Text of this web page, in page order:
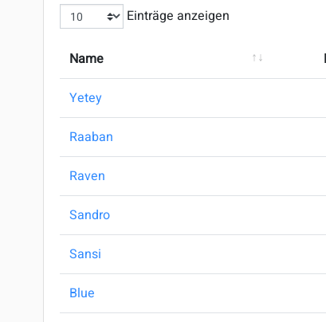
Einträge anzeigen
Name
Yetey
Raaban
Raven
Sandro
Sansi
Blue